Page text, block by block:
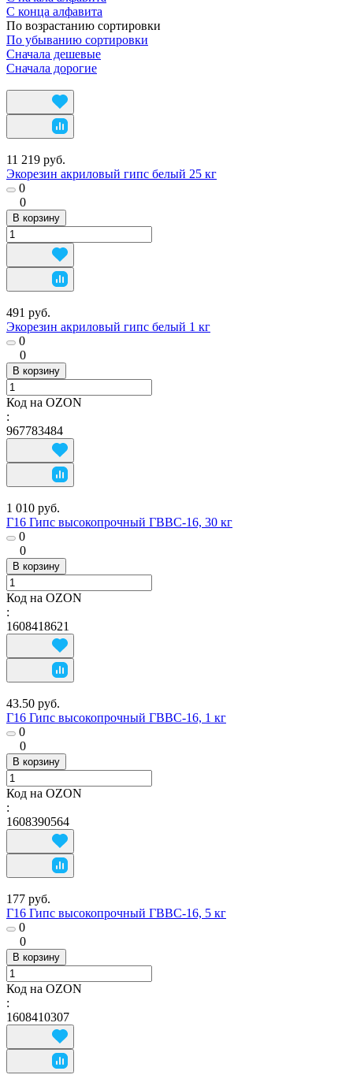
С конца алфавита
По возрастанию сортировки
По убыванию сортировки
Сначала дешевые
Сначала дорогие
11 219 руб.
Экорезин акриловый гипс белый 25 кг
0
0
В корзину
491 руб.
Экорезин акриловый гипс белый 1 кг
0
0
В корзину
Код на OZON
:
967783484
1 010 руб.
Г16 Гипс высокопрочный ГВВС-16, 30 кг
0
0
В корзину
Код на OZON
:
1608418621
43.50 руб.
Г16 Гипс высокопрочный ГВВС-16, 1 кг
0
0
В корзину
Код на OZON
:
1608390564
177 руб.
Г16 Гипс высокопрочный ГВВС-16, 5 кг
0
0
В корзину
Код на OZON
:
1608410307